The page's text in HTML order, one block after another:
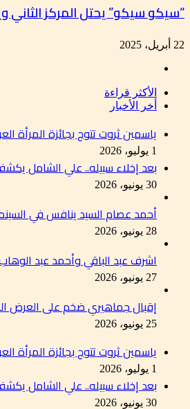
“سيكو سيكو” يحتل المركز الثاني
22 أبريل، 2025
الأكثر قراءة
أخر الأخبار
ياسمين ثروت تتوج بجائزة المرأة العربية للمسؤولية
1 يوليو، 2026
بعد إخلاء سبيله.. علي الشامل
30 يونيو، 2026
أحمد عصام السيد ينافس في
28 يونيو، 2026
اشرف عبد الباقي وأحمد عبد
27 يونيو، 2026
إقبال جماهيري ضخم على العرض
25 يونيو، 2026
ياسمين ثروت تتوج بجائزة المرأة العربية للمسؤولية
1 يوليو، 2026
بعد إخلاء سبيله.. علي الشامل
30 يونيو، 2026